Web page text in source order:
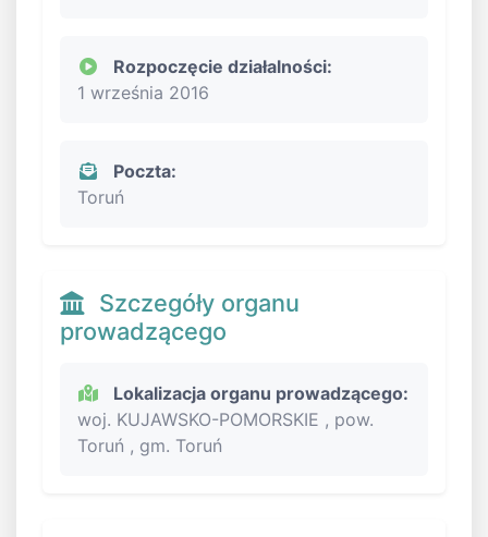
Rozpoczęcie działalności:
1 września 2016
Poczta:
Toruń
Szczegóły organu
prowadzącego
Lokalizacja organu prowadzącego:
woj. KUJAWSKO-POMORSKIE , pow.
Toruń , gm. Toruń